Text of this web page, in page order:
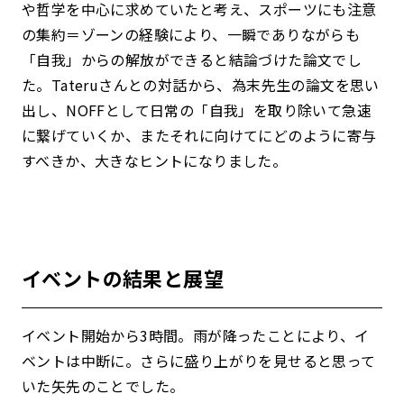
や哲学を中心に求めていたと考え、スポーツにも注意
の集約＝ゾーンの経験により、一瞬でありながらも
「自我」からの解放ができると結論づけた論文でし
た。 Tateruさんとの対話から、為末先生の論文を思い
出し、NOFFとして日常の「自我」を取り除いて急速
に繋げていくか、またそれに向けてにどのように寄与
すべきか、大きなヒントになりました。
イベントの結果と展望
イベント開始から3時間。雨が降ったことにより、イ
ベントは中断に。さらに盛り上がりを見せると思って
いた矢先のことでした。